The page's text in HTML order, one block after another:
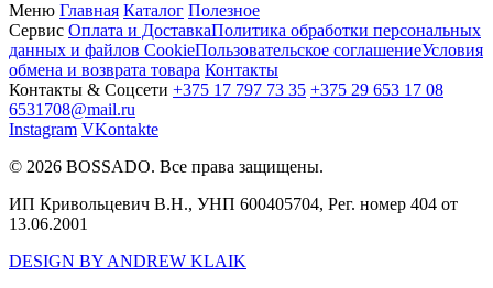
Меню Главная Каталог Полезное
Сервис Оплата и ДоставкаПолитика обработки персональных
данных и файлов CookieПользовательское соглашениеУсловия
обмена и возврата товара Контакты
Контакты & Соцсети +375 17 797 73 35 +375 29 653 17 08
6531708@mail.ru
Instagram VKontakte
© 2026 BOSSADO. Все права защищены.
ИП Кривольцевич В.Н., УНП 600405704, Рег. номер 404 от
13.06.2001
DESIGN BY ANDREW KLAIK